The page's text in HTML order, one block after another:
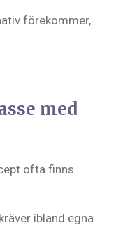
förekommer,
med
ofta finns
ibland egna